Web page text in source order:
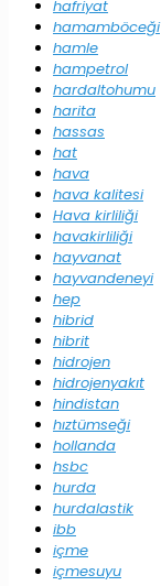
hafriyat
hamamböceği
hamle
hampetrol
hardaltohumu
harita
hassas
hat
hava
hava kalitesi
Hava kirliliği
havakirliliği
hayvanat
hayvandeneyi
hep
hibrid
hibrit
hidrojen
hidrojenyakıt
hindistan
hıztümseği
hollanda
hsbc
hurda
hurdalastik
ibb
içme
içmesuyu